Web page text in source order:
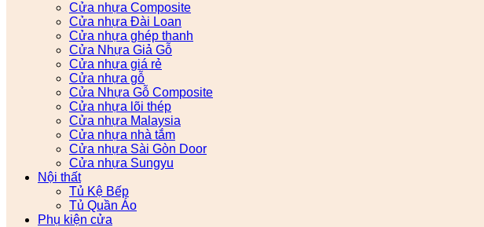
Cửa nhựa Composite
Cửa nhựa Đài Loan
Cửa nhựa ghép thanh
Cửa Nhựa Giả Gỗ
Cửa nhựa giá rẻ
Cửa nhựa gỗ
Cửa Nhựa Gỗ Composite
Cửa nhựa lõi thép
Cửa nhựa Malaysia
Cửa nhựa nhà tắm
Cửa nhựa Sài Gòn Door
Cửa nhựa Sungyu
Nội thất
Tủ Kệ Bếp
Tủ Quần Áo
Phụ kiện cửa